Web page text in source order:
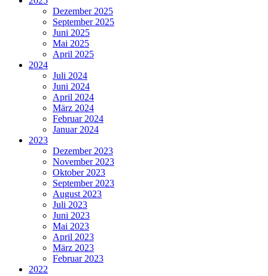
Dezember 2025
September 2025
Juni 2025
Mai 2025
April 2025
2024
Juli 2024
Juni 2024
April 2024
März 2024
Februar 2024
Januar 2024
2023
Dezember 2023
November 2023
Oktober 2023
September 2023
August 2023
Juli 2023
Juni 2023
Mai 2023
April 2023
März 2023
Februar 2023
2022